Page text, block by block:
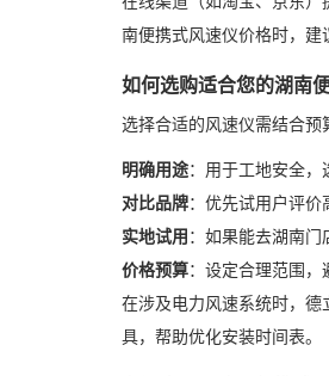
南便携式风速仪价格时，建
如何选购适合您的湖南
选择合适的风速仪需结合预
明确用途：用于工地安全，
对比品牌：优先试用户评价
实地试用 ：如果能去湖南门
价格预算：设定合理范围
在涉及电力风速系统时，
具，帮助优化安装时间表。